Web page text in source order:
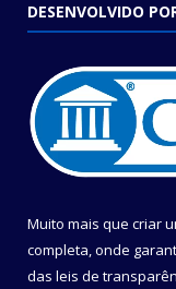
DESENVOLVIDO
Muito mais que criar
completa, onde
das leis de